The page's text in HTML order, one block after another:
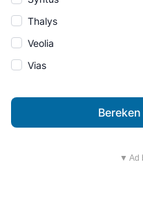
Thalys
Veolia
Vias
▼ Ad